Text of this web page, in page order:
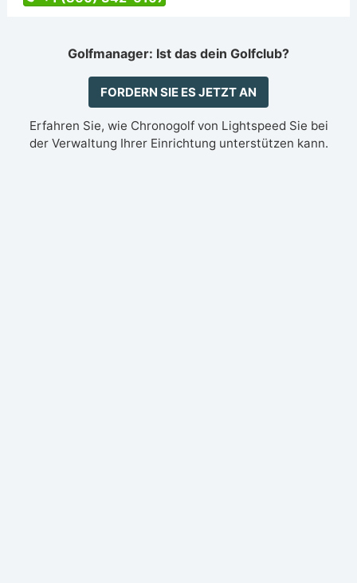
Golfmanager: Ist das dein Golfclub?
FORDERN SIE ES JETZT AN
Erfahren Sie, wie Chronogolf von Lightspeed Sie bei
der Verwaltung Ihrer Einrichtung unterstützen kann.